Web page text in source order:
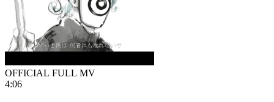
OFFICIAL FULL MV
4:06